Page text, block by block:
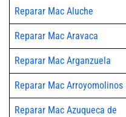
Reparar Mac Aluche
Reparar Mac Aravaca
Reparar Mac Arganzuela
Reparar Mac Arroyomolinos
Reparar Mac Azuqueca de